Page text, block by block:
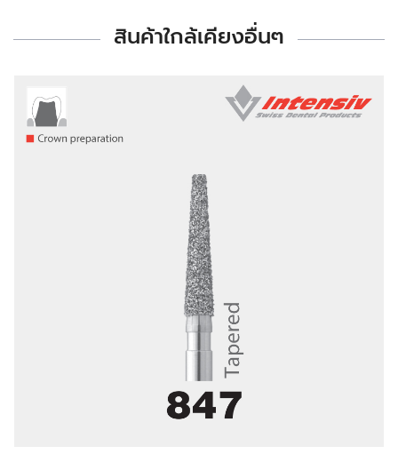
สินค้าใกล้เคียงอื่นๆ